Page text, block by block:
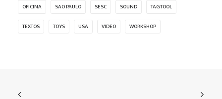
OFICINA SAO PAULO SESC SOUND TAGTOOL
TEXTOS TOYS USA VIDEO WORKSHOP